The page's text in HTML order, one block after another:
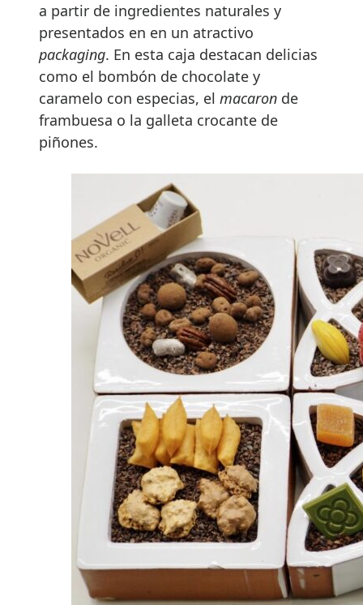
a partir de ingredientes naturales y
presentados en en un atractivo
packaging. En esta caja destacan delicias
como el bombón de chocolate y
caramelo con especias, el macaron de
frambuesa o la galleta crocante de
piñones.